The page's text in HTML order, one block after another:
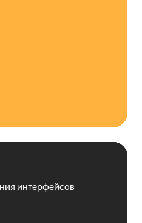
интерфейсов